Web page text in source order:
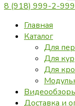
8 (918) 999-2-999
Главная
Каталог
Для
Для кур
Для
Доставка и